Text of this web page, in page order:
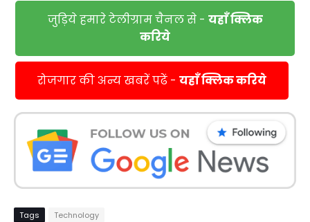
जुड़िये हमारे टेलीग्राम चैनल से - यहाँ क्लिक
करिये
रोजगार की अन्य खबरें पढें - यहाँ क्लिक करिये
Tags Technology